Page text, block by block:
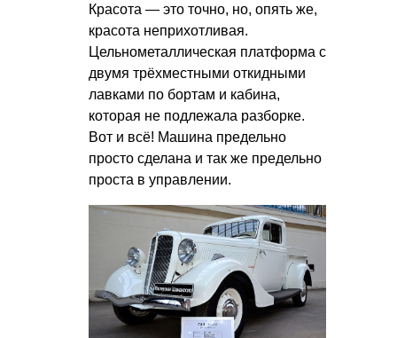
Красота — это точно, но, опять же,
красота неприхотливая.
Цельнометаллическая платформа с
двумя трёхместными откидными
лавками по бортам и кабина,
которая не подлежала разборке.
Вот и всё! Машина предельно
просто сделана и так же предельно
проста в управлении.